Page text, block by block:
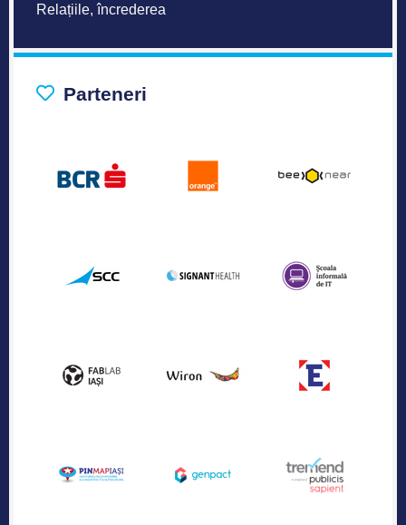
Relațiile, încrederea
Parteneri